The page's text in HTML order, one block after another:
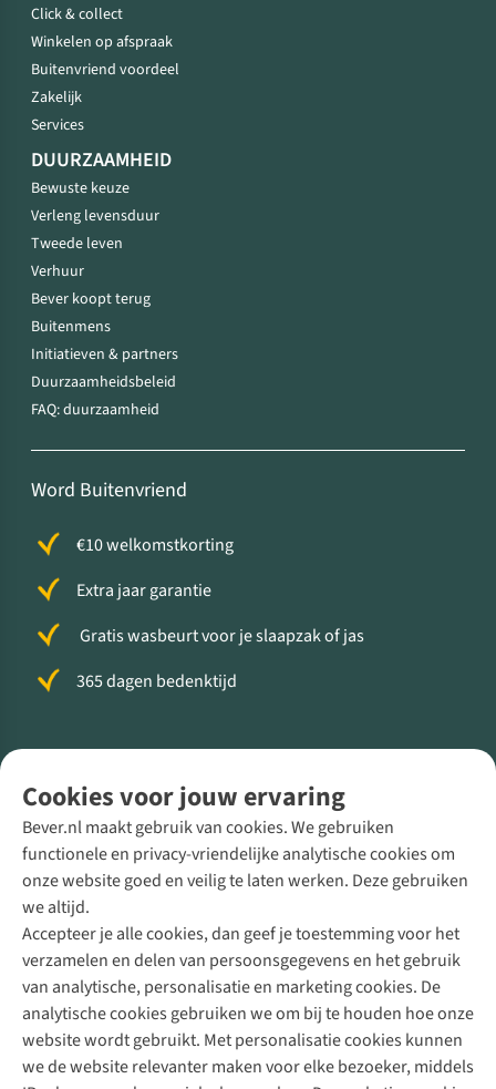
Cookies voor jouw ervaring
Bever.nl maakt gebruik van cookies. We gebruiken
functionele en privacy-vriendelijke analytische cookies om
onze website goed en veilig te laten werken. Deze gebruiken
we altijd.
Accepteer je alle cookies, dan geef je toestemming voor het
verzamelen en delen van persoonsgegevens en het gebruik
van analytische, personalisatie en marketing cookies. De
analytische cookies gebruiken we om bij te houden hoe onze
website wordt gebruikt. Met personalisatie cookies kunnen
we de website relevanter maken voor elke bezoeker, middels
Click & collect
Winkelen op afspraak
Buitenvriend voordeel
Zakelijk
Services
DUURZAAMHEID
Bewuste keuze
Verleng levensduur
Tweede leven
Verhuur
Bever koopt terug
Buitenmens
Initiatieven & partners
Duurzaamheidsbeleid
FAQ: duurzaamheid
Word Buitenvriend
€10 welkomstkorting
Extra jaar garantie
Gratis wasbeurt voor je slaapzak of jas
365 dagen bedenktijd
Direct advies van een Buitenexpert
+31 (0)85 888 50 88
+31 6 12 28 49 80
Contactformulier